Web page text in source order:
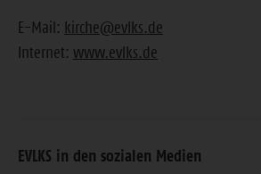
E-Mail: kirche@evlks.de
Internet: www.evlks.de
EVLKS in den sozialen Medien